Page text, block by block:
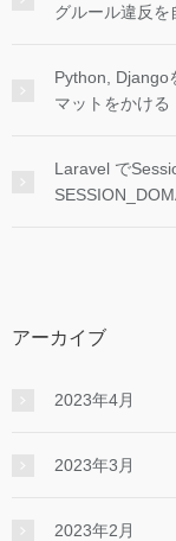
グルール違反を
Python, Django
マットをかける
Laravel で
アーカイブ
2023年4月
2023年3月
2023年2月